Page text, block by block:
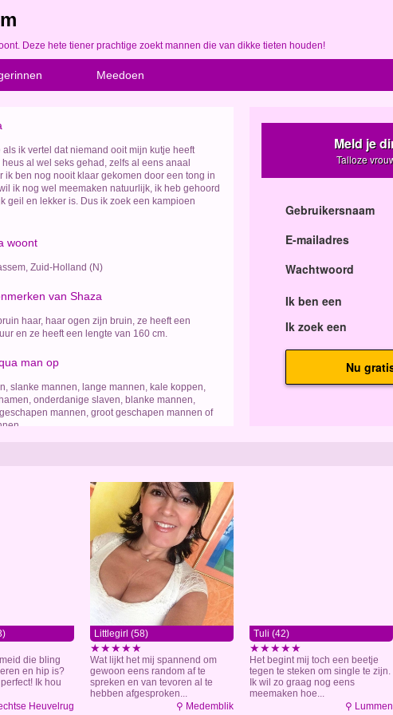
Deze hete tiener prachtige zoekt mannen die van dikke tieten houden!
Meedoen
als ik vertel dat niemand ooit mijn kutje heeft
al wel seks gehad, zelfs al eens anaal
ik ben nog nooit klaar gekomen door een tong in
ik nog wel meemaken natuurlijk, ik heb gehoord
geil en lekker is. Dus ik zoek een kampioen
woont
Zuid-Holland (N)
van Shaza
haar, haar ogen zijn bruin, ze heeft een
en ze heeft een lengte van 160 cm.
man op
slanke mannen, lange mannen, kale koppen,
onderdanige slaven, blanke mannen,
mannen, groot geschapen mannen of
die bling
en hip is?
Ik hou
Heuvelrug
Littlegirl (58)
★★★★★
Wat lijkt het mij spannend om
gewoon eens random af te
spreken en van tevoren al te
hebben afgesproken...
⚲ Medemblik
Tuli (42)
★★★★★
Het begint mij toch een beetje
tegen te steken om single te zijn.
Ik wil zo graag nog eens
meemaken hoe...
⚲ Lummen